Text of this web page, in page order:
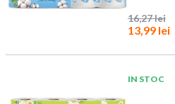
16,27 lei
13,99 lei
IN STOC